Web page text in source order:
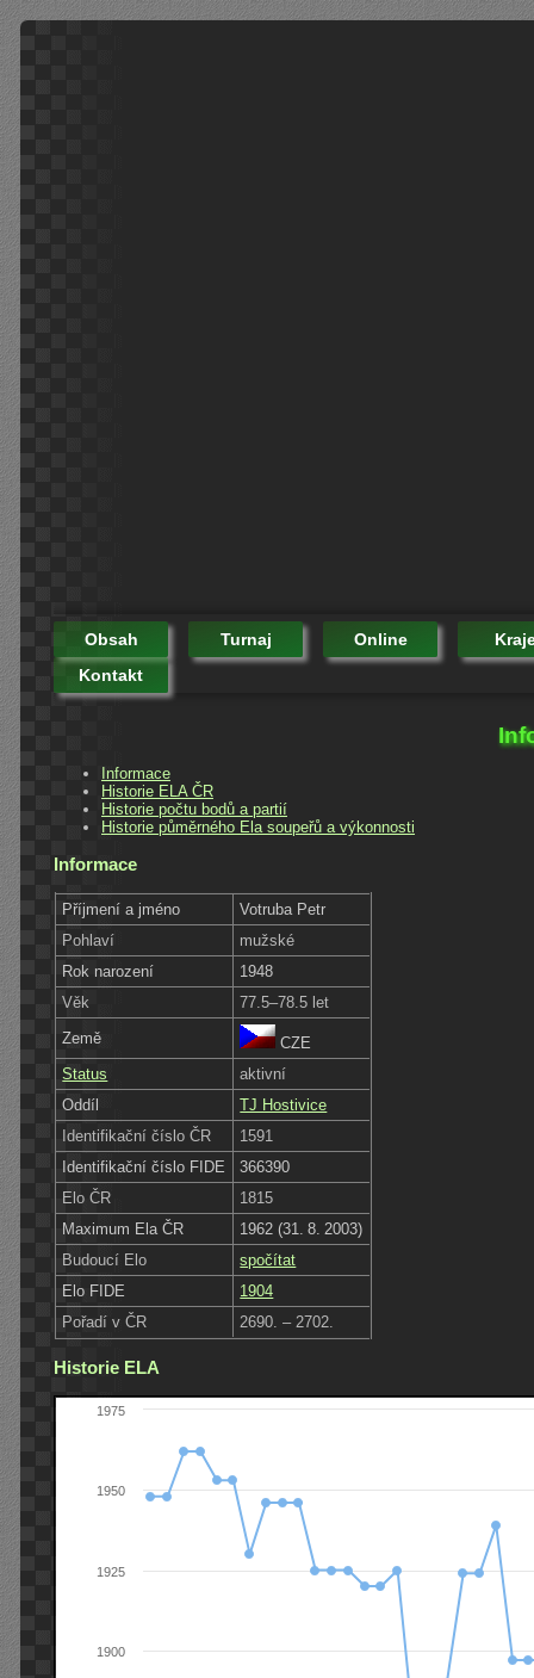
Obsah Turnaj Online
Kontakt
Informace
Historie ELA ČR
Historie počtu bodů a partií
Historie půměrného Ela soupeřů a výkonnosti
Informace
Příjmení a jméno
Votruba Petr
Pohlaví
mužské
Rok narození
1948
Věk
77.5–78.5 let
Země
CZE
Status
aktivní
Oddíl
TJ Hostivice
Identifikační číslo ČR
1591
Identifikační číslo FIDE
366390
Elo ČR
1815
Maximum Ela ČR
1962 (31. 8. 2003)
Budoucí Elo
spočítat
Elo FIDE
1904
Pořadí v ČR
2690. – 2702.
Historie ELA
1900
1925
1950
1975